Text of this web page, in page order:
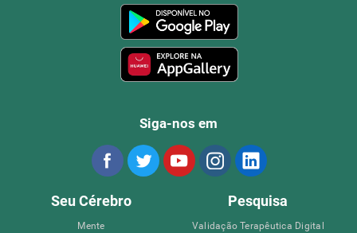
Siga-nos em
Seu Cérebro
Mente
Pesquisa
Validação Terapêutica Digital